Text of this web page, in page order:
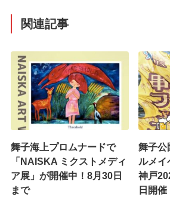
関連記事
舞子海上プロムナードで
「NAISKA ミクストメディ
ア展」が開催中！8月30日
まで
舞子公
ルメイ
神戸
日開催